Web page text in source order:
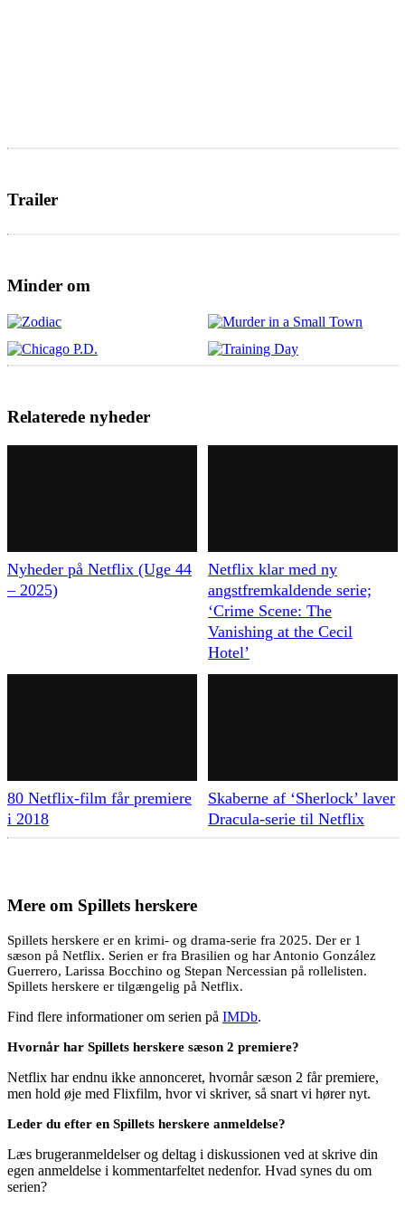
Trailer
Minder om
Relaterede nyheder
Nyheder på Netflix (Uge 44
– 2025)
Netflix klar med ny
angstfremkaldende serie;
‘Crime Scene: The
Vanishing at the Cecil
Hotel’
80 Netflix-film får premiere
i 2018
Skaberne af ‘Sherlock’ laver
Dracula-serie til Netflix
Mere om Spillets herskere
Spillets herskere er en krimi- og drama-serie fra 2025. Der er 1
sæson på Netflix. Serien er fra Brasilien og har Antonio González
Guerrero, Larissa Bocchino og Stepan Nercessian på rollelisten.
Spillets herskere er tilgængelig på Netflix.
Find flere informationer om serien på IMDb.
Hvornår har Spillets herskere sæson 2 premiere?
Netflix har endnu ikke annonceret, hvornår sæson 2 får premiere,
men hold øje med Flixfilm, hvor vi skriver, så snart vi hører nyt.
Leder du efter en Spillets herskere anmeldelse?
Læs brugeranmeldelser og deltag i diskussionen ved at skrive din
egen anmeldelse i kommentarfeltet nedenfor. Hvad synes du om
serien?